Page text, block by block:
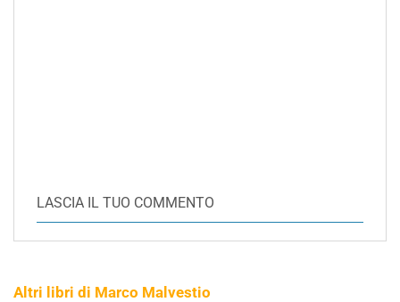
LASCIA IL TUO COMMENTO
Altri libri di Marco Malvestio